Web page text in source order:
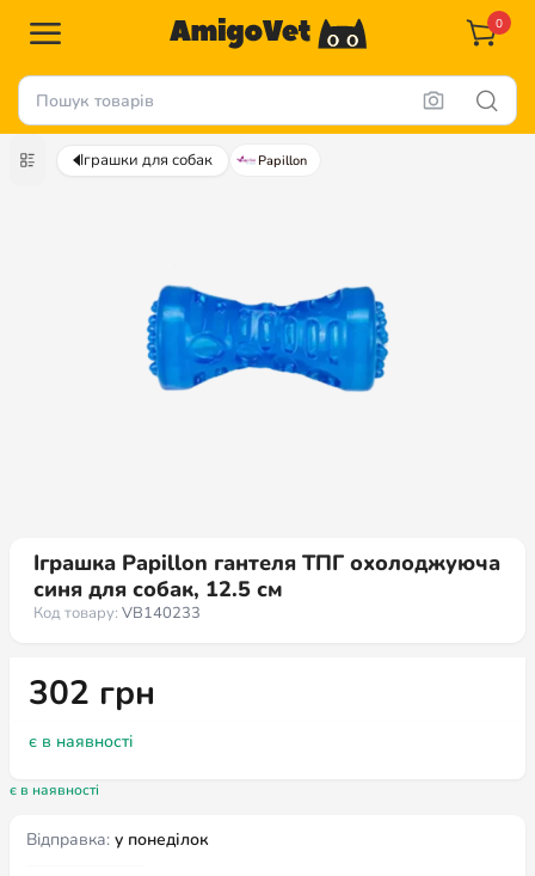
0
Іграшки для собак Papillon
Іграшка Papillon гантеля ТПГ охолоджуюча
синя для собак, 12.5 см
Код товару: VB140233
302 грн
є в наявності
є в наявності
Відправка: у понеділок